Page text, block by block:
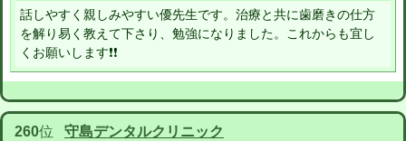
話しやすく親しみやすい優先生です。治療と共に歯磨きの仕方
を解り易く教えて下さり、勉強になりました。これからも宜し
くお願いします❗❗
260位 守島デンタルクリニック